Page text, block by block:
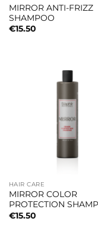
MIRROR ANTI-FRIZZ
SHAMPOO
€15.50
HAIR CARE
MIRROR COLOR
PROTECTION
€15.50